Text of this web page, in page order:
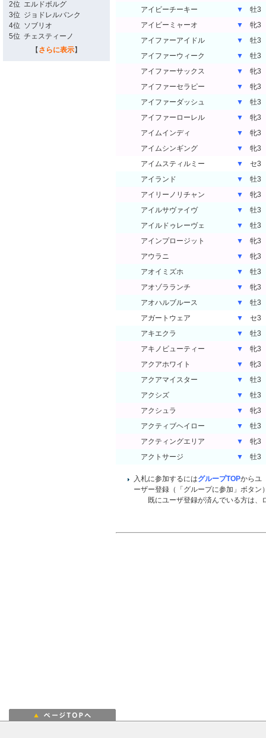
2位 エルドボルグ
3位 ジョドレルバンク
4位 ソブリオ
5位 チェスティーノ
【 さらに表示】
アイビーチーキー
▼
牡3
アイビーミャーオ
▼
牝3
アイファーアイドル
▼
牡3
アイファーウィーク
▼
牡3
アイファーサックス
▼
牝3
アイファーセラピー
▼
牝3
アイファーダッシュ
▼
牡3
アイファーローレル
▼
牝3
アイムインディ
▼
牝3
アイムシンギング
▼
牝3
アイムスティルミー
▼
セ3
アイランド
▼
牡3
アイリーノリチャン
▼
牝3
アイルサヴァイヴ
▼
牡3
アイルドゥレーヴェ
▼
牡3
アインプロージット
▼
牝3
アウラニ
▼
牝3
アオイミズホ
▼
牡3
アオゾラランチ
▼
牝3
アオハルブルース
▼
牡3
アガートウェア
▼
セ3
アキエクラ
▼
牡3
アキノビューティー
▼
牝3
アクアホワイト
▼
牝3
アクアマイスター
▼
牡3
アクシズ
▼
牡3
アクシュラ
▼
牝3
アクティブヘイロー
▼
牡3
アクティングエリア
▼
牝3
アクトサージ
▼ 牡3
入札に参加するにはグループTOPからユ
ーザー登録（「グループに参加」ボタン
既にユーザ登録が済んでいる方は、